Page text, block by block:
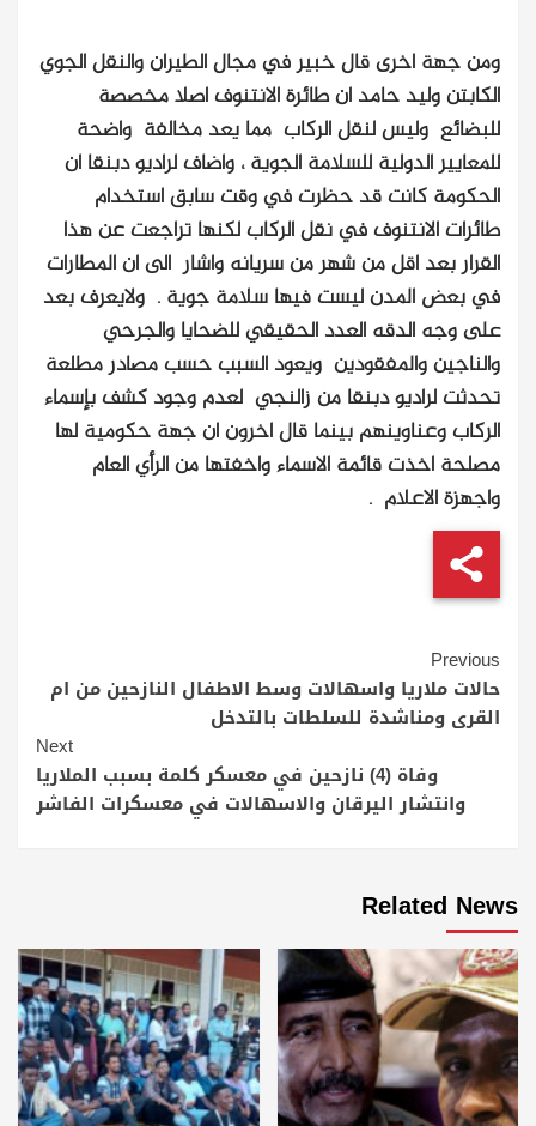
ومن جهة اخرى قال خبير في مجال الطيران والنقل الجوي
الكابتن وليد حامد ان طائرة الانتنوف اصلا مخصصة
للبضائع وليس لنقل الركاب مما يعد مخالفة واضحة
للمعايير الدولية للسلامة الجوية ، واضاف لراديو دبنقا ان
الحكومة كانت قد حظرت في وقت سابق استخدام
طائرات الانتنوف في نقل الركاب لكنها تراجعت عن هذا
القرار بعد اقل من شهر من سريانه واشار الى ان المطارات
في بعض المدن ليست فيها سلامة جوية . ولايعرف بعد
على وجه الدقه العدد الحقيقي للضحايا والجرحي
والناجين والمفقودين ويعود السبب حسب مصادر مطلعة
تحدثت لراديو دبنقا من زالنجي لعدم وجود كشف بإسماء
الركاب وعناوينهم بينما قال اخرون ان جهة حكومية لها
مصلحة اخذت قائمة الاسماء واخفتها من الرأي العام
واجهزة الاعلام .
Continue
Reading
Previous
حالات ملاريا واسهالات وسط الاطفال النازحين من ام
القرى ومناشدة للسلطات بالتدخل
Next
وفاة (4) نازحين في معسكر كلمة بسبب الملاريا
وانتشار اليرقان والاسهالات في معسكرات الفاشر
Related News